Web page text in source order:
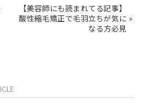
【美容師にも読まれてる記事】
酸性縮毛矯正で毛羽立ちが気に
なる方必見
»